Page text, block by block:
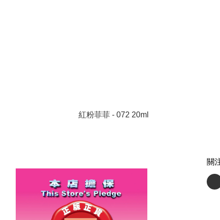
紅粉菲菲 - 072 20ml
關